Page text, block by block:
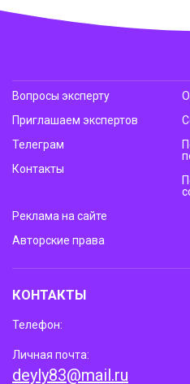
Вопросы эксперту
Приглашаем экспертов
Телеграм
Контакты
О
Реклама на сайте
Авторские права
КОНТАКТЫ
Телефон:
Личная почта:
deyly83@mail.ru